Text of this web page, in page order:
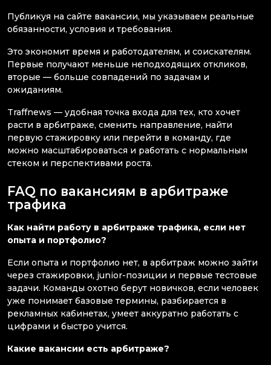
Публикуя на сайте вакансии, мы указываем реальные
обязанности, условия и требования.
Это экономит время и работодателям, и соискателям.
Первые получают меньше неподходящих откликов,
вторые — больше совпадений по задачам и
ожиданиям.
Traffnews — удобная точка входа для тех, кто хочет
расти в арбитраже, сменить направление, найти
первую стажировку или перейти в команду, где
можно масштабироваться и работать с нормальным
стеком и перспективами роста.
FAQ по вакансиям в арбитраже
трафика
Как найти работу в арбитраже трафика, если нет
опыта и портфолио?
Если опыта и портфолио нет, в арбитраж можно зайти
через стажировки, junior-позиции и первые тестовые
задачи. Команды охотно берут новичков, если человек
уже понимает базовые термины, разбирается в
рекламных кабинетах, умеет аккуратно работать с
цифрами и быстро учится.
Какие вакансии есть арбитраже?